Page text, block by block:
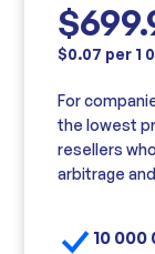
$0.07 per 1
For
the lowest
resellers
arbitrage
10